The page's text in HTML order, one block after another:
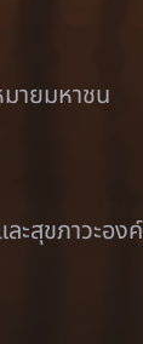
ายมหาชน
ะสุขภาวะอง